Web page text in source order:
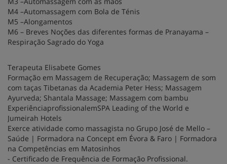
M4 –Automassagem com Bola de Ténis
M5 –Alongamentos
M6 – Breves Noções das diferentes formas de Pranayama –
Respiração Sagrado do Yoga
Terapeuta Elisabete Gomes
Formação em Massagem de Recuperação; Massagem de som
com taças Tibetanas da Academia Peter Hess; Massagem
Ayurveda; Shantala Massage; Massagem com bambu
ExperiênciaprofissionalemSPA Leading of the World e
Jumeirah Hotels
Exerce atividade como massagista no Grupo José de Mello –
Saúde | Formadora na Concept em Évora & Faro | Formadora
na Competências em Matosinhos
- Certificado de Frequência de Formação Profissional.